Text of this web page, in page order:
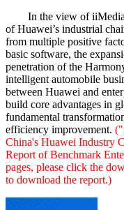
In the view of iiMedia
of Huawei’s industrial
from multiple positive
basic software, the
penetration of the
intelligent automobile
between Huawei and
build core advantages in
fundamental
efficiency improvement.
China's Huawei Industry
Report of Benchmark
pages, please click the
to download the report.)